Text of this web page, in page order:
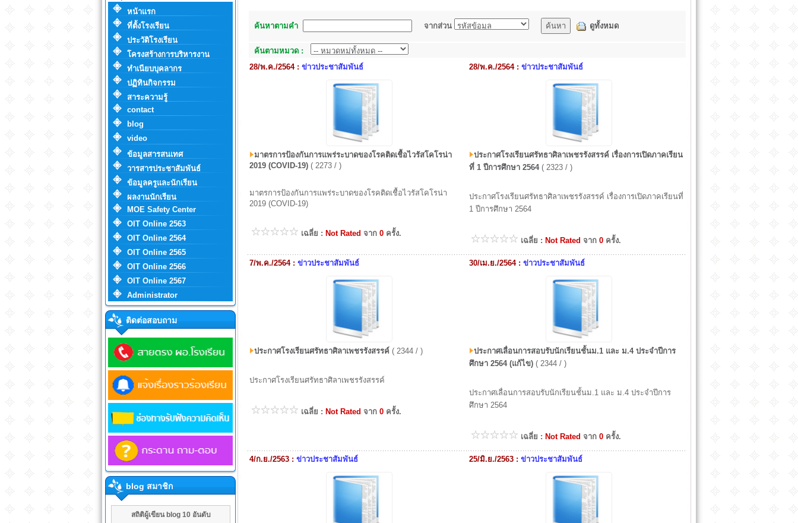
หน้าแรก
ที่ตั้งโรงเรียน
ประวัติโรงเรียน
โครงสร้างการบริหารงาน
ทำเนียบบุคลากร
ปฏิทินกิจกรรม
สาระความรู้
contact
blog
video
ข้อมูลสารสนเทศ
วารสารประชาสัมพันธ์
ข้อมูลครูและนักเรียน
ผลงานนักเรียน
MOE Safety Center
OIT Online 2563
OIT Online 2564
OIT Online 2565
OIT Online 2566
OIT Online 2567
Administrator
ติดต่อสอบถาม
blog สมาชิก
สถิติผู้เขียน blog 10 อันดับ
ค้นหาตามคำ จากส่วน ดูทั้งหมด
ค้นตามหมวด :
28/พ.ค./2564 : ข่าวประชาสัมพันธ์
มาตรการป้องกันการแพร่ระบาดของโรคติดเชื้อไวรัสโคโรน่า
2019 (COVID-19) ( 2273 / )
มาตรการป้องกันการแพร่ระบาดของโรคติดเชื้อไวรัสโคโรน่า
2019 (COVID-19)
เฉลี่ย : Not Rated จาก 0 ครั้ง.
28/พ.ค./2564 : ข่าวประชาสัมพันธ์
ประกาศโรงเรียนศรัทธาศิลาเพชรรังสรรค์ เรื่องการเปิดภาคเรียน
ที่ 1 ปีการศึกษา 2564( 2323 / )
ประกาศโรงเรียนศรัทธาศิลาเพชรรังสรรค์ เรื่องการเปิดภาคเรียนที่
1 ปีการศึกษา 2564
เฉลี่ย : Not Rated จาก 0 ครั้ง.
7/พ.ค./2564 : ข่าวประชาสัมพันธ์
ประกาศโรงเรียนศรัทธาศิลาเพชรรังสรรค์ ( 2344 / )
ประกาศโรงเรียนศรัทธาศิลาเพชรรังสรรค์
เฉลี่ย : Not Rated จาก 0 ครั้ง.
30/เม.ย./2564 : ข่าวประชาสัมพันธ์
ประกาศเลื่อนการสอบรับนักเรียนชั้นม.1 และ ม.4 ประจำปีการ
ศึกษา 2564 (แก้ไข) ( 2344 / )
ประกาศเลื่อนการสอบรับนักเรียนชั้นม.1 และ ม.4 ประจำปีการ
ศึกษา 2564
เฉลี่ย : Not Rated จาก 0 ครั้ง.
4/ก.ย./2563 : ข่าวประชาสัมพันธ์ 25/มิ.ย./2563 : ข่าวประชาสัมพันธ์